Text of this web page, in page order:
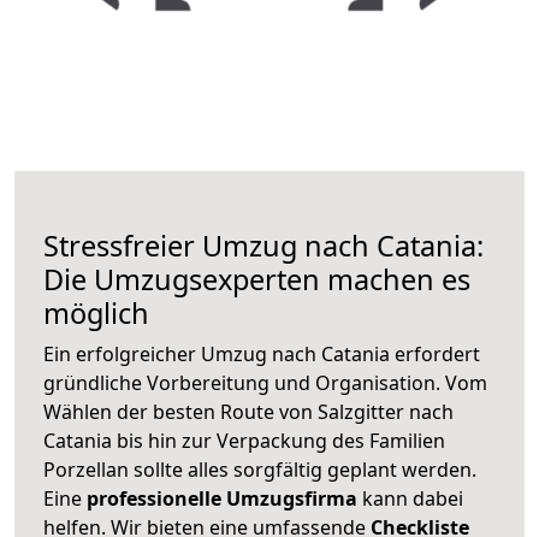
Stressfreier Umzug nach Catania:
Die Umzugsexperten machen es
möglich
Ein erfolgreicher Umzug nach Catania erfordert
gründliche Vorbereitung und Organisation. Vom
Wählen der besten Route von Salzgitter nach
Catania bis hin zur Verpackung des Familien
Porzellan sollte alles sorgfältig geplant werden.
Eine professionelle Umzugsfirma kann dabei
helfen. Wir bieten eine umfassende Checkliste